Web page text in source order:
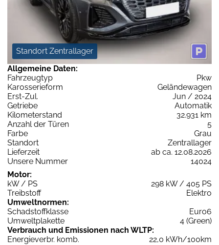
Standort Zentrallager
Allgemeine Daten:
Fahrzeugtyp
Pkw
Karosserieform
Geländewagen
Erst-Zul.
Jun / 2024
Getriebe
Automatik
Kilometerstand
32.931 km
Anzahl der Türen
5
Farbe
Grau
Standort
Zentrallager
Lieferzeit
ab ca. 12.08.2026
Unsere Nummer
14024
Motor:
kW / PS
298 kW / 405 PS
Treibstoff
Elektro
Umweltnormen:
Schadstoffklasse
Euro6
Umweltplakette
4 (Green)
Verbrauch und Emissionen nach WLTP:
Energieverbr. komb.
22,0 kWh/100km